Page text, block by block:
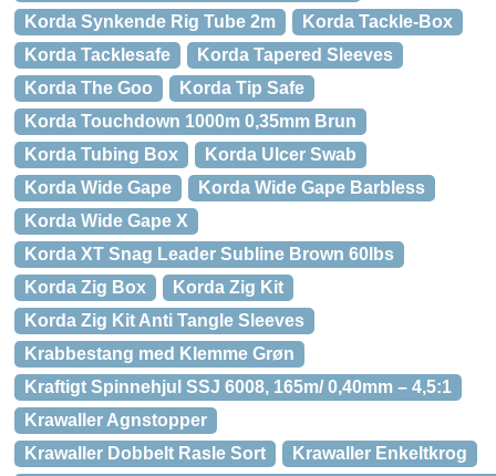
Korda Synkende Rig Tube 2m
Korda Tackle-Box
Korda Tacklesafe
Korda Tapered Sleeves
Korda The Goo
Korda Tip Safe
Korda Touchdown 1000m 0,35mm Brun
Korda Tubing Box
Korda Ulcer Swab
Korda Wide Gape
Korda Wide Gape Barbless
Korda Wide Gape X
Korda XT Snag Leader Subline Brown 60lbs
Korda Zig Box
Korda Zig Kit
Korda Zig Kit Anti Tangle Sleeves
Krabbestang med Klemme Grøn
Kraftigt Spinnehjul SSJ 6008, 165m/ 0,40mm – 4,5:1
Krawaller Agnstopper
Krawaller Dobbelt Rasle Sort
Krawaller Enkeltkrog